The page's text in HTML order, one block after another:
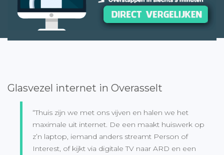
Glasvezel internet in Overasselt
“Thuis zijn we met ons vijven en halen we het
maximale uit internet. De een maakt huiswerk op
z’n laptop, iemand anders streamt Person of
Interest, of kijkt via digitale TV naar ARD en een